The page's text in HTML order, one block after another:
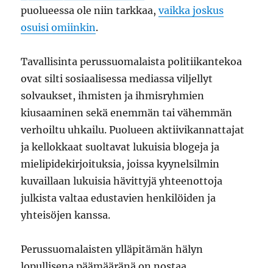
puolueessa ole niin tarkkaa,vaikka joskus
osuisi omiinkin.
Tavallisinta perussuomalaista politiikantekoa
ovat silti sosiaalisessa mediassa viljellyt
solvaukset, ihmisten ja ihmisryhmien
kiusaaminen sekä enemmän tai vähemmän
verhoiltu uhkailu. Puolueen aktiivikannattajat
ja kellokkaat suoltavat lukuisia blogeja ja
mielipidekirjoituksia, joissa kyynelsilmin
kuvaillaan lukuisia hävittyjä yhteenottoja
julkista valtaa edustavien henkilöiden ja
yhteisöjen kanssa.
Perussuomalaisten ylläpitämän hälyn